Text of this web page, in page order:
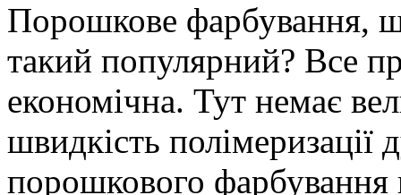
Порошкове фарбування,
такий популярний? Все
економічна. Тут немає
швидкість полімеризації
порошкового фарбування